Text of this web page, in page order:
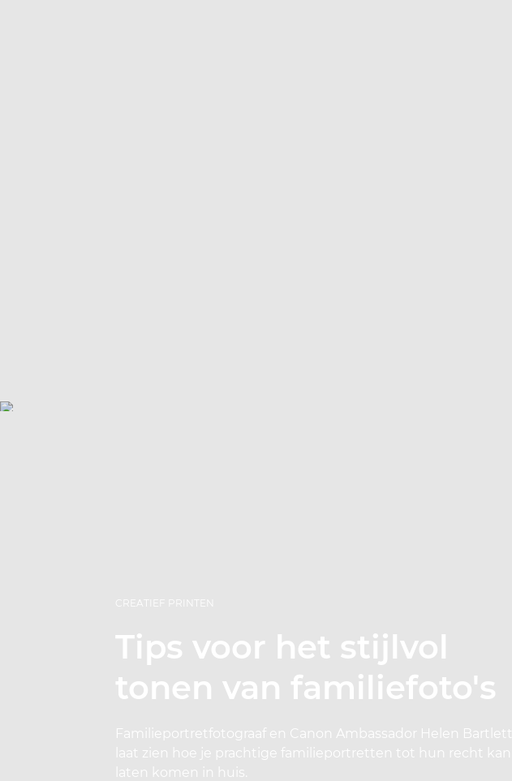
CREATIEF PRINTEN
Tips voor het stijlvol
tonen van familiefoto's
Familieportretfotograaf en Canon Ambassador Helen Bartlett
laat zien hoe je prachtige familieportretten tot hun recht kan
laten komen in huis.